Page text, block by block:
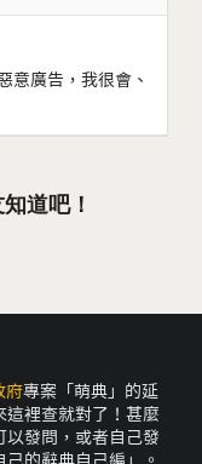
意廣告，我很會、
道吧！
府專案「萌典」的延
裡查就對了！甚麼
發問，或者自己發